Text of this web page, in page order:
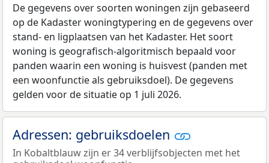
De gegevens over soorten woningen zijn gebaseerd
op de Kadaster woningtypering en de gegevens over
stand- en ligplaatsen van het Kadaster. Het soort
woning is geografisch-algoritmisch bepaald voor
panden waarin een woning is huisvest (panden met
een woonfunctie als gebruiksdoel). De gegevens
gelden voor de situatie op 1 juli 2026.
Adressen: gebruiksdoelen
In Kobaltblauw zijn er 34 verblijfsobjecten met het